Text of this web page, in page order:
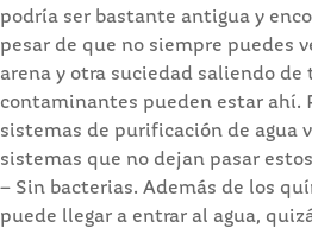
podría ser bastante antigua y
pesar de que no siempre puedes
arena y otra suciedad saliendo de
contaminantes pueden estar ahí.
sistemas de purificación de agua
sistemas que no dejan pasar
– Sin bacterias. Además de los
puede llegar a entrar al agua,